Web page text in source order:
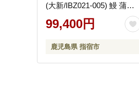
(大新/IBZ021-005) 鰻 蒲焼
国産 丑の日 うな重 無頭 ギ
フト ふっくら 小分け レン
丼 ウナギ 冷凍
99,400円
鹿児島県 指宿市